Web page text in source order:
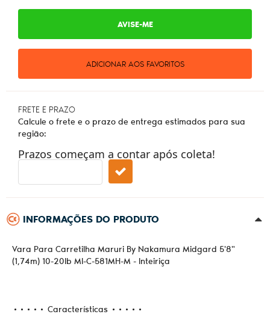
AVISE-ME
ADICIONAR AOS FAVORITOS
FRETE E PRAZO
Calcule o frete e o prazo de entrega estimados para sua
região:
Prazos começam a contar após coleta!
INFORMAÇÕES DO PRODUTO
Vara Para Carretilha Maruri By Nakamura Midgard 5'8"
(1,74m) 10-20lb MI-C-581MH-M - Inteiriça
••••• Características •••••